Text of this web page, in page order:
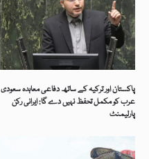
پاکستان اور ترکیہ کے ساتھ دفاعی معاہدہ سعودی
عرب کو مکمل تحفظ نہیں دے گا: ایرانی رکن
پارلیمنٹ